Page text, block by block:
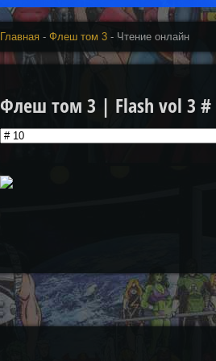
Главная- Флеш том 3- Чтение онлайн
Флеш том 3 | Flash vol 3 #